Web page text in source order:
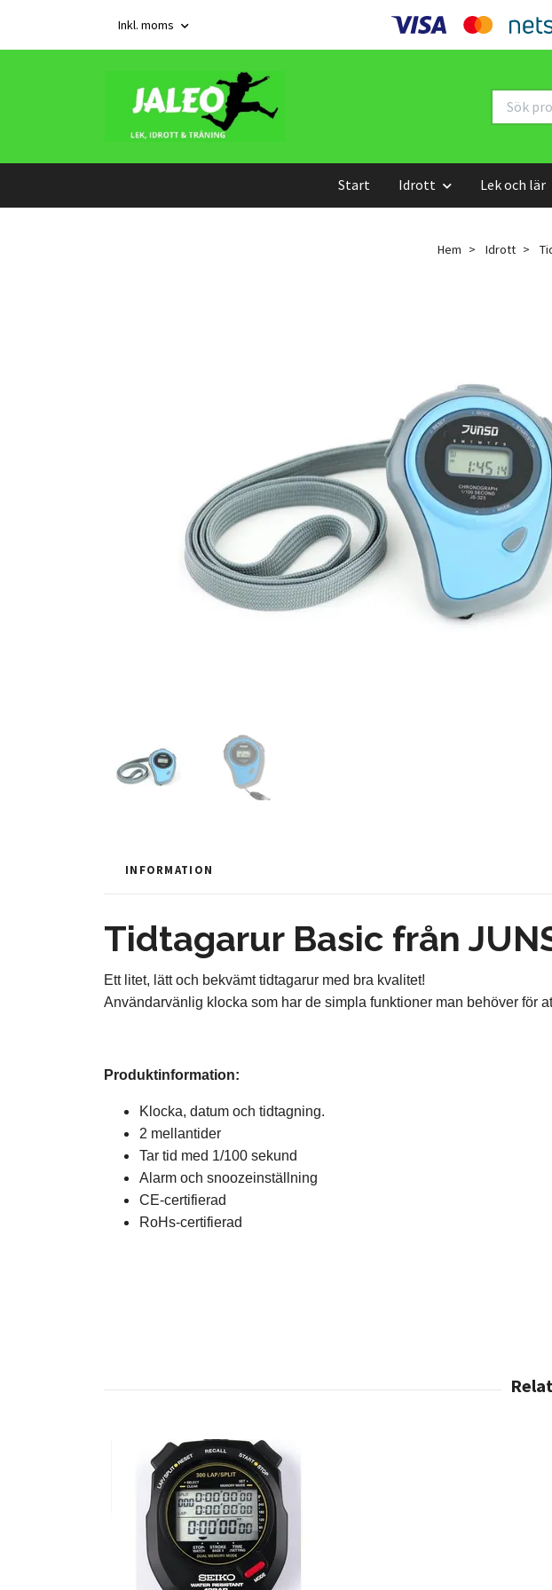
Inkl. moms
Start Idrott Lek och lär
Hem Idrott
INFORMATION
Tidtagarur Basic från
Ett litet, lätt och bekvämt tidtagarur med bra kvalitet!
Användarvänlig klocka som har de simpla funktioner man behöver för
Produktinformation:
Klocka, datum och tidtagning.
2 mellantider
Tar tid med 1/100 sekund
Alarm och snoozeinställning
CE-certifierad
RoHs-certifierad